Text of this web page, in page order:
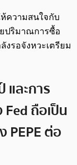
ห้ความสนใจกับ
ยปริมาณการซื้อ
งรอจังหวะเตรียม
และการ
ถือเป็น
PEPE ต่อ